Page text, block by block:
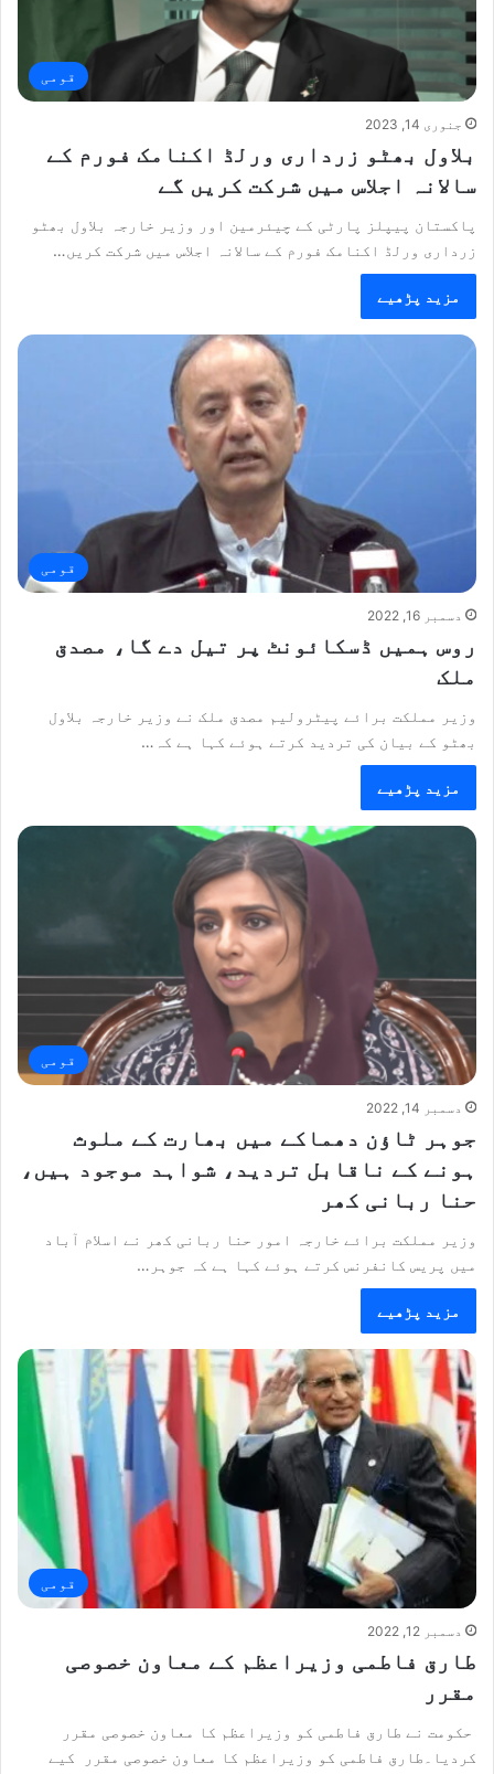
قومی
جنوری 14, 2023
بلاول بھٹو زرداری ورلڈ اکنامک فورم کے
سالانہ اجلاس میں شرکت کریں گے
پاکستان پیپلز پارٹی کے چیئرمین اور وزیر خارجہ بلاول بھٹو
زرداری ورلڈ اکنامک فورم کے سالانہ اجلاس میں شرکت کریں…
مزید پڑھیے
قومی
دسمبر 16, 2022
روس ہمیں ڈسکائونٹ پر تیل دے گا، مصدق
ملک
وزیر مملکت برائے پیٹرولیم مصدق ملک نے وزیر خارجہ بلاول
بھٹو کے بیان کی تردید کرتے ہوئے کہا ہے کہ…
مزید پڑھیے
قومی
دسمبر 14, 2022
جوہر ٹاؤن دھماکے میں بھارت کے ملوث
ہونے کے ناقابل تردید، شواہد موجود ہیں،
حنا ربانی کھر
وزیر مملکت برائے خارجہ امور حنا ربانی کھر نے اسلام آباد
میں پریس کانفرنس کرتے ہوئے کہا ہے کہ جوہر…
مزید پڑھیے
قومی
دسمبر 12, 2022
طارق فاطمی وزیراعظم کے معاون خصوصی
مقرر
حکومت نے طارق فاطمی کو وزیراعظم کا معاون خصوصی مقرر
کردیا۔طارق فاطمی کو وزیراعظم کا معاون خصوصی مقرر کیے